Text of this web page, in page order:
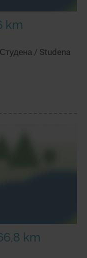
km
/ Studena
km